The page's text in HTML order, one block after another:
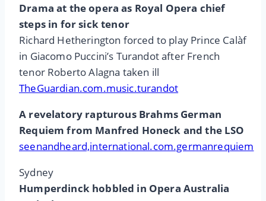
Drama at the opera as Royal Opera chief
steps in for sick tenor
Richard Hetherington forced to play Prince Calàf
in Giacomo Puccini’s Turandot after French
tenor Roberto Alagna taken ill
TheGuardian.com.music.turandot
A revelatory rapturous Brahms German
Requiem from Manfred Honeck and the LSO
seenandheard,international.com.germanrequiem
Sydney
Humperdinck hobbled in Opera Australia